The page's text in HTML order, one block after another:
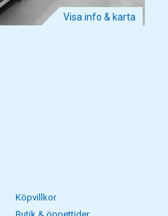
Visa info & karta
Köpvillkor